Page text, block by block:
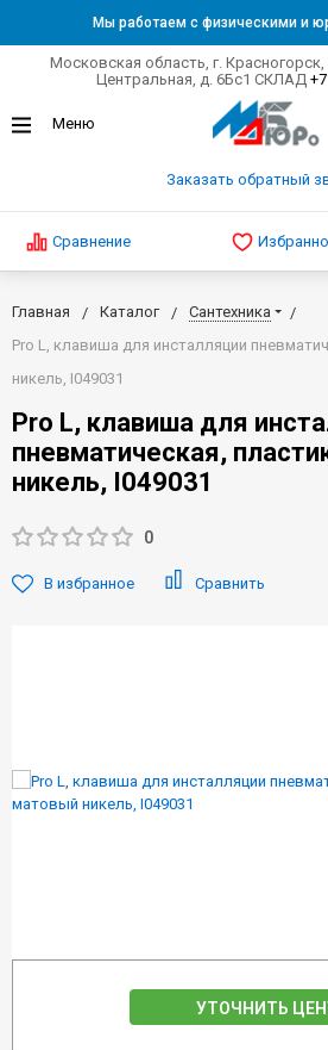
Мы работаем с физическими и
Московская область, г.
Центральная, д. 6Бс1 СКЛАД
Заказать обратный
Сравнение
Главная Каталог
Сантехника
Pro L, клавиша для инсталляции
никель, I049031
Pro L, клавиша для
пневматическая,
никель, I049031
0
В избранное Сравнить
УТОЧНИТЬ